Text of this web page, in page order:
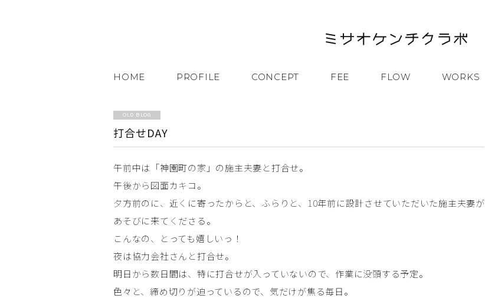
HOME PROFILE CONCEPT FEE FLOW WORKS
OLD BLOG
打合せDAY
午前中は「神園町の家」の施主夫妻と打合せ。
午後から図面カキコ。
夕方前のに、近くに寄ったからと、ふらりと、10年前に設計させていただいた施主夫妻が
あそびに来てくださる。
こんなの、とっても嬉しいっ！
夜は協力会社さんと打合せ。
明日から数日間は、特に打合せが入っていないので、作業に没頭する予定。
色々と、締め切りが迫っているので、気だけが焦る毎日。